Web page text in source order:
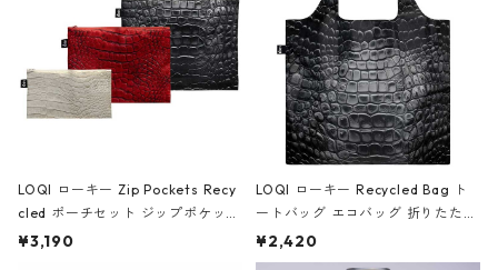
LOQI ローキー Zip Pockets Recy
cled ポーチセット ジップポケット
ファスナーポーチ 撥水加工 トラベ
¥3,190
LOQI ローキー Recycled Bag ト
ートバッグ エコバッグ 折りたたみ
大きめ 撥水加工 収納ポーチ CRO
CODILE/Black クロコダイル/ブラ
¥2,420